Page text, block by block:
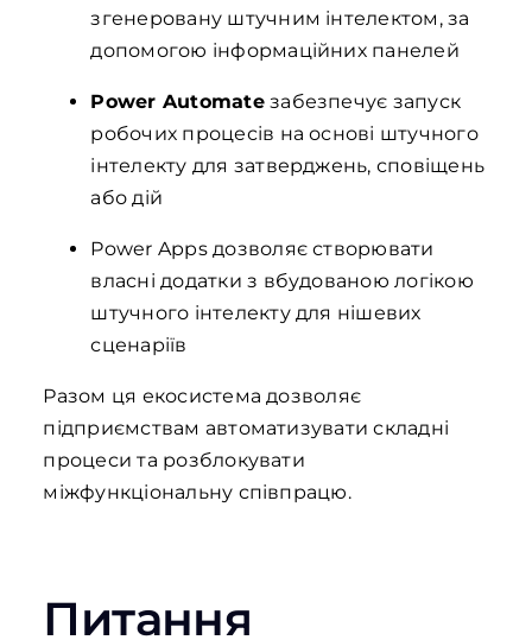
згенеровану штучним інтелектом, за
допомогою інформаційних панелей
Power Automateзабезпечує запуск
робочих процесів на основі штучного
інтелекту для затверджень, сповіщень
або дій
Power Apps дозволяє створювати
власні додатки з вбудованою логікою
штучного інтелекту для нішевих
сценаріїв
Разом ця екосистема дозволяє
підприємствам автоматизувати складні
процеси та розблокувати
міжфункціональну співпрацю.
Питання